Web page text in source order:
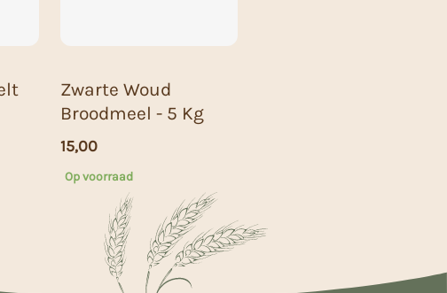
Zwarte Woud
Broodmeel - 5 Kg
15,00
Op voorraad